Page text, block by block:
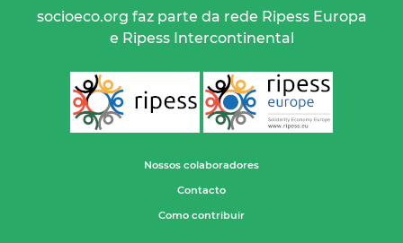
socioeco.org faz parte da rede Ripess Europa
e Ripess Intercontinental
Nossos colaboradores
Contacto
Como contribuir